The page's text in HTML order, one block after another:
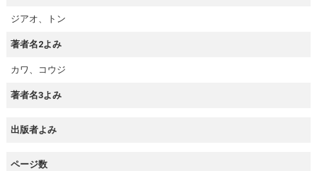
ジアオ、トン
著者名2よみ
カワ、コウジ
著者名3よみ
出版者よみ
ページ数